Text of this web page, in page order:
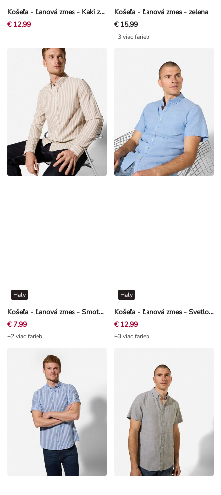
Košeľa - Ľanová zmes - Kaki zelená
€ 12,99
Košeľa - Ľanová zmes - zelena
€ 15,99
+3 viac farieb
Košeľa - Ľanová zmes - Smotanová
Haly
€ 7,99
+2 viac farieb
Košeľa - Ľanová zmes - Svetlo modrá
Haly
€ 12,99
+3 viac farieb